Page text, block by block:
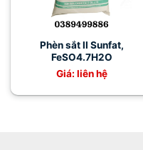
Phèn sắt II Sunfat,
FeSO4.7H2O
Giá: liên hệ